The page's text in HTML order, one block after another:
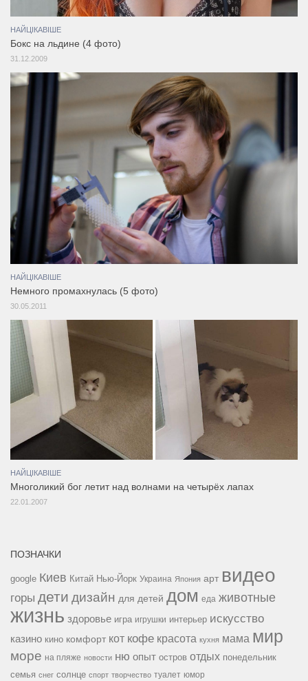
НАЙЦІКАВІШЕ
Бокс на льдине (4 фото)
31.12.2009
НАЙЦІКАВІШЕ
Немного промахнулась (5 фото)
30.05.2011
НАЙЦІКАВІШЕ
Многоликий бог летит над волнами на четырёх лапах
22.01.2007
ПОЗНАЧКИ
google Киев Китай Нью-Йорк Украина Япония арт видео
горы дети дизайн для детей дом еда животные
жизнь здоровье игра игрушки интерьер искусство
казино кино комфорт кот кофе красота кухня мама мир
море на пляже новости ню опыт остров отдых понедельник
семья снег солнце спорт творчество туалет юмор